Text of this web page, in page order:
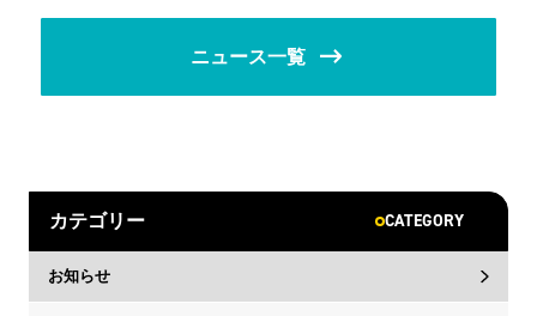
ニュース一覧
カテゴリー CATEGORY
お知らせ